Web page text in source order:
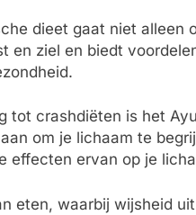
dieet gaat niet alleen
en ziel en biedt
tot crashdiëten is het
om je lichaam te
effecten ervan op je
eten, waarbij wijsheid